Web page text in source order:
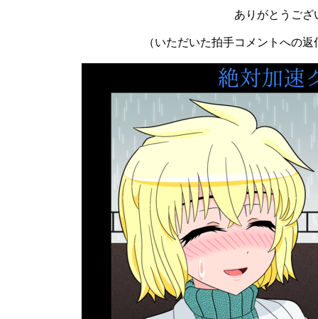
ありがとうご
（いただいた拍手コメントへの返